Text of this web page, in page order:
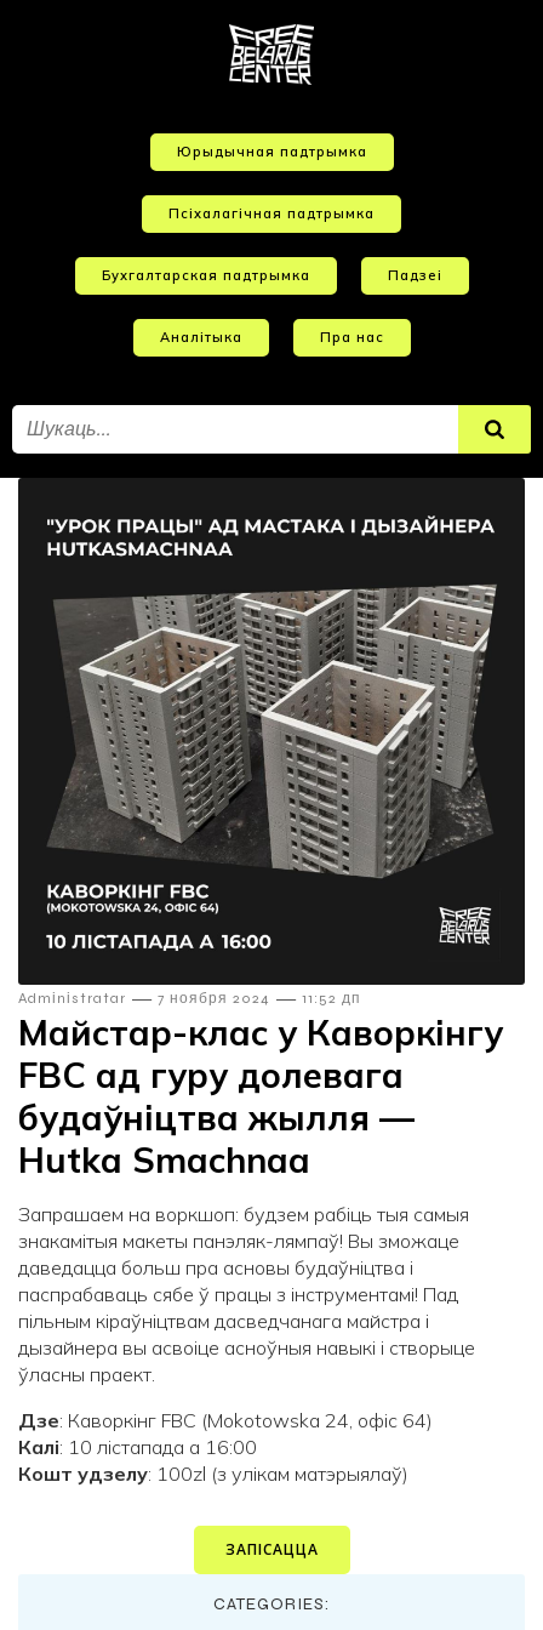
Юрыдычная падтрымка
Псіхалагічная падтрымка
Бухгалтарская падтрымка Падзеі
Аналітыка Пра нас
Admіnіstratar — 7 ноября 2024 — 11:52 дп
Майстар-клас у Каворкінгу
FBC ад гуру долевага
будаўніцтва жылля —
Hutka Smaсhnaa
Запрашаем на воркшоп: будзем рабіць тыя самыя
знакамітыя макеты панэляк-лямпаў! Вы зможаце
даведацца больш пра асновы будаўніцтва і
паспрабаваць сябе ў працы з інструментамі! Пад
пільным кіраўніцтвам дасведчанага майстра і
дызайнера вы асвоіце асноўныя навыкі і створыце
ўласны праект.
Дзе: Каворкінг FBC (Mokotowska 24, офіс 64)
Калі: 10 лістапада а 16:00
Кошт удзелу: 100zl (з улікам матэрыялаў)
ЗАПІСАЦЦА
CATEGORIES: